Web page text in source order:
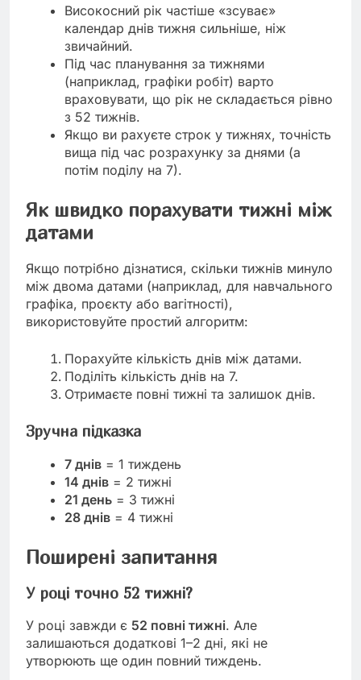
Високосний рік частіше «зсуває»
календар днів тижня сильніше, ніж
звичайний.
Під час планування за тижнями
(наприклад, графіки робіт) варто
враховувати, що рік не складається рівно
з 52 тижнів.
Якщо ви рахуєте строк у тижнях, точність
вища під час розрахунку за днями (а
потім поділу на 7).
Як швидко порахувати тижні між
датами
Якщо потрібно дізнатися, скільки тижнів минуло
між двома датами (наприклад, для навчального
графіка, проєкту або вагітності),
використовуйте простий алгоритм:
Порахуйте кількість днів між датами.
Поділіть кількість днів на 7.
Отримаєте повні тижні та залишок днів.
Зручна підказка
7 днів = 1 тиждень
14 днів = 2 тижні
21 день = 3 тижні
28 днів = 4 тижні
Поширені запитання
У році точно 52 тижні?
У році завжди є 52 повні тижні. Але
залишаються додаткові 1–2 дні, які не
утворюють ще один повний тиждень.